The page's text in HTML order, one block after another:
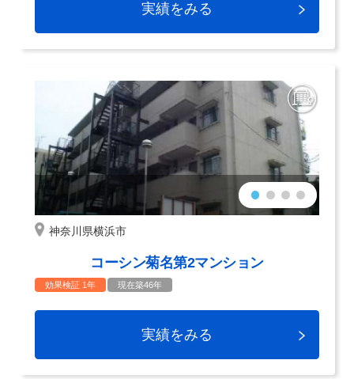
実績をみる
神奈川県横浜市
コーシン菊名第2マンション
効果検証 1年 現在築46年
実績をみる